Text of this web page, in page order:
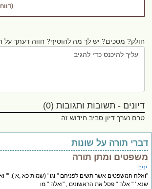
(דווח
חולק? מסכים? יש לך מה להוסיף? חווה דעתך על
דיונים - תשובות ותגובות (0)
טרם נערך דיון סביב חידוש זה
תורה על שונות
ומתן תורה
המשפטים אשר תשים לפניהם " וגו ' (שמות כא ,א ). '"
' " אלה " פסל את הראשונים , "ואלה " מו